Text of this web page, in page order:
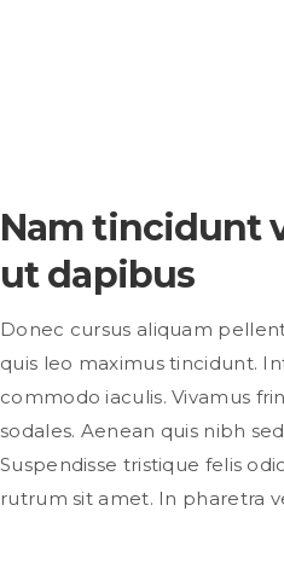
Nam tincidunt
ut dapibus
Donec cursus aliquam
quis leo maximus tincidunt.
commodo iaculis. Vivamus
sodales. Aenean quis nibh
Suspendisse tristique felis
rutrum sit amet. In pharetra